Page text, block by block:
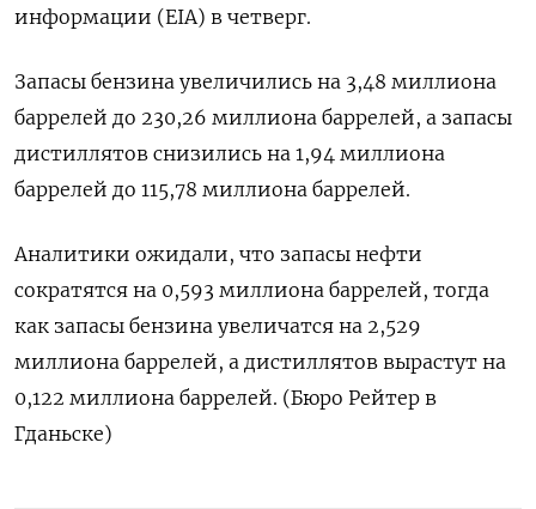
информации (EIA) в четверг.
Запасы бензина увеличились на 3,48 миллиона
баррелей до 230,26 миллиона баррелей, а запасы
дистиллятов снизились на 1,94 миллиона
баррелей до 115,78 миллиона баррелей.
Аналитики ожидали, что запасы нефти
сократятся на 0,593 миллиона баррелей, тогда
как запасы бензина увеличатся на 2,529
миллиона баррелей, а ​дистиллятов вырастут на
0,122 миллиона баррелей. (Бюро Рейтер в
Гданьске)